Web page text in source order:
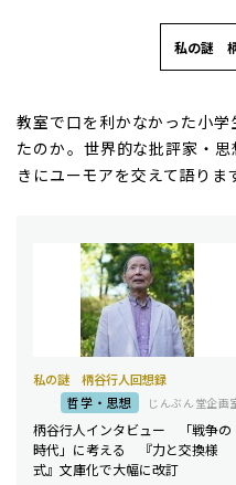
私の謎
教室で口を利かなかった小
たのか――。世界的な批評家・
きにユーモアを交えて語りま
私の謎 柄谷行人回想録
哲学・思想
じんぶん堂企画
柄谷行人インタビュー 「戦争の
時代」に考える 『力と交換様
式』文庫化で大幅に改訂